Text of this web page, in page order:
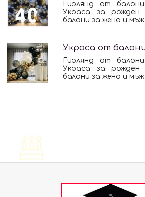
Гирлянд от
Украса за
балони за жена и мъж
Украса от
Гирлянд от
Украса за
балони за жена и мъж